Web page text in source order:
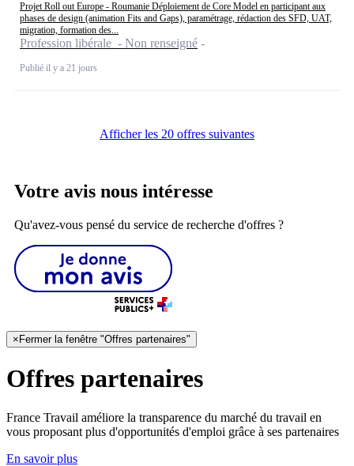
Projet Roll out Europe - Roumanie Déploiement de Core Model en participant aux
phases de design (animation Fits and Gaps), paramétrage, rédaction des SFD, UAT,
migration, formation des...
Profession libérale - Non renseigné
Publié il y a 21 jours
Afficher les 20 offres suivantes
Votre avis nous intéresse
Qu'avez-vous pensé du service de recherche d'offres ?
× Fermer la fenêtre "Offres partenaires"
Offres partenaires
France Travail améliore la transparence du marché du travail en
vous proposant plus d'opportunités d'emploi grâce à ses partenaires
En savoir plus